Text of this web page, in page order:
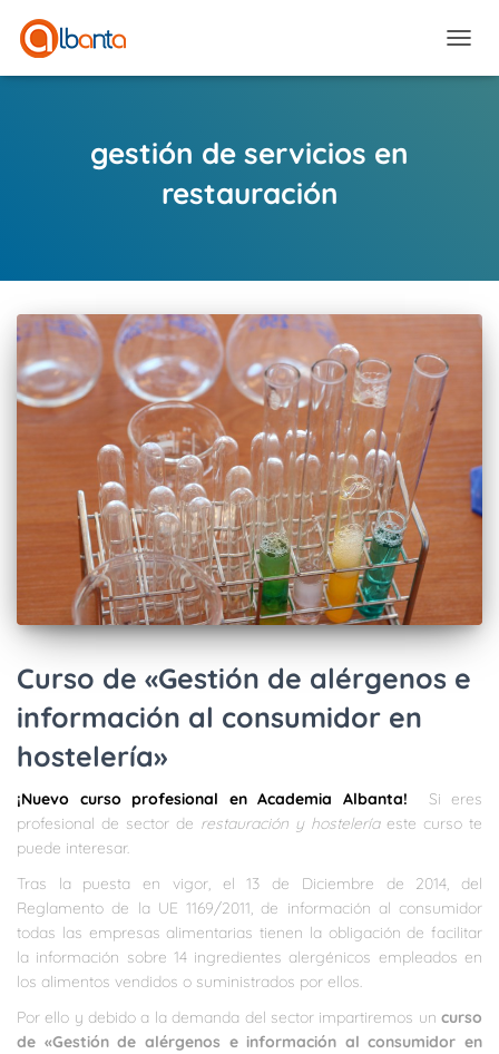
gestión de servicios en
restauración
Curso de «Gestión de alérgenos e
información al consumidor en
hostelería»
¡Nuevo curso profesional en Academia Albanta! Si eres
profesional de sector de restauración y hosteleríaeste curso te
puede interesar.
Tras la puesta en vigor, el 13 de Diciembre de 2014, del
Reglamento de la UE 1169/2011, de información al consumidor
todas las empresas alimentarias tienen la obligación de facilitar
la información sobre 14 ingredientes alergénicos empleados en
los alimentos vendidos o suministrados por ellos.
Por ello y debido a la demanda del sector impartiremos un curso
de «Gestión de alérgenos e información al consumidor en